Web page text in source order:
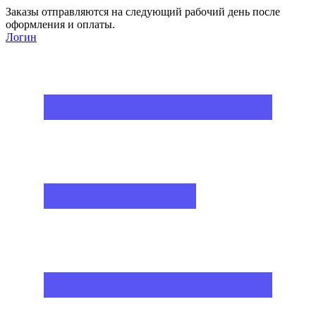
Заказы отправляются на следующий рабочий день после
оформления и оплаты.
Логин